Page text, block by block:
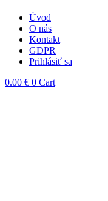
Úvod
O nás
Kontakt
GDPR
Prihlásiť sa
0.00 € 0 Cart